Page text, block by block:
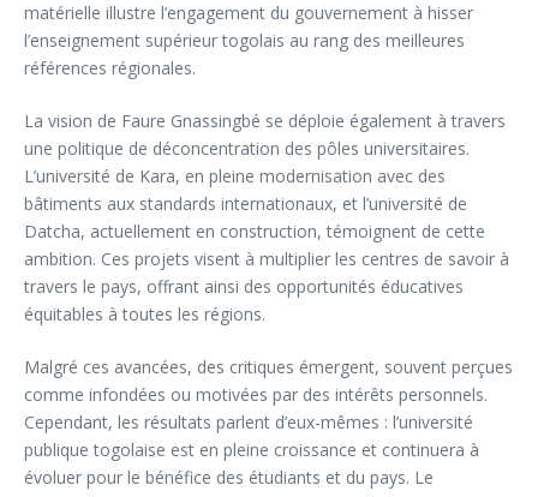
matérielle illustre l’engagement du gouvernement à hisser
l’enseignement supérieur togolais au rang des meilleures
références régionales.
La vision de Faure Gnassingbé se déploie également à travers
une politique de déconcentration des pôles universitaires.
L’université de Kara, en pleine modernisation avec des
bâtiments aux standards internationaux, et l’université de
Datcha, actuellement en construction, témoignent de cette
ambition. Ces projets visent à multiplier les centres de savoir à
travers le pays, offrant ainsi des opportunités éducatives
équitables à toutes les régions.
Malgré ces avancées, des critiques émergent, souvent perçues
comme infondées ou motivées par des intérêts personnels.
Cependant, les résultats parlent d’eux-mêmes : l’université
publique togolaise est en pleine croissance et continuera à
évoluer pour le bénéfice des étudiants et du pays. Le